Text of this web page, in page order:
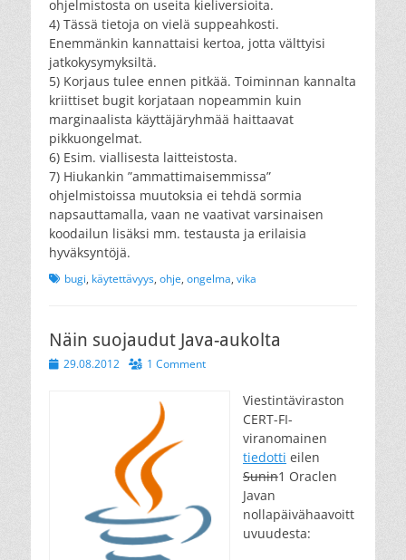
ohjelmistosta on useita kieliversioita.
4) Tässä tietoja on vielä suppeahkosti.
Enemmänkin kannattaisi kertoa, jotta välttyisi
jatkokysymyksiltä.
5) Korjaus tulee ennen pitkää. Toiminnan kannalta
kriittiset bugit korjataan nopeammin kuin
marginaalista käyttäjäryhmää haittaavat
pikkuongelmat.
6) Esim. viallisesta laitteistosta.
7) Hiukankin ”ammattimaisemmissa”
ohjelmistoissa muutoksia ei tehdä sormia
napsauttamalla, vaan ne vaativat varsinaisen
koodailun lisäksi mm. testausta ja erilaisia
hyväksyntöjä.
Tagsbugi, käytettävyys, ohje, ongelma, vika
Näin suojaudut Java-aukolta
Posted
29.08.2012 1 Comment
Viestintäviraston
CERT-FI-
viranomainen
tiedotti eilen
Sunin1 Oraclen
Javan
nollapäivähaavoitt
uvuudesta: